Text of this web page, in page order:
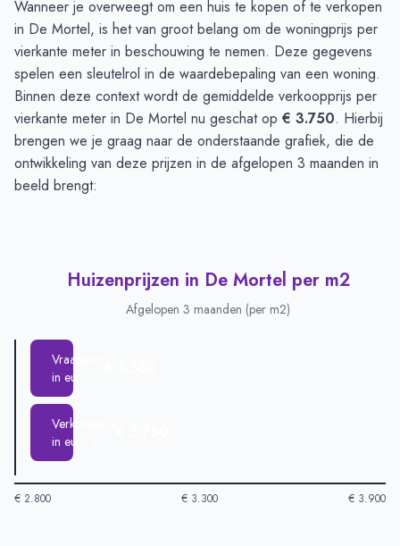
Huizenprijzen in De Mortel -Afgelopen 3 maanden
Type
Bedrag
Vraagprijs in euro's
€ 447.000
Verkoopprijs in euro's
€ 420.005
Wanneer je overweegt om een huis te kopen of te verkopen
in De Mortel, is het van groot belang om de woningprijs per
vierkante meter in beschouwing te nemen. Deze gegevens
spelen een sleutelrol in de waardebepaling van een woning.
Binnen deze context wordt de gemiddelde verkoopprijs per
vierkante meter in De Mortel nu geschat op € 3.750. Hierbij
brengen we je graag naar de onderstaande grafiek, die de
ontwikkeling van deze prijzen in de afgelopen 3 maanden in
beeld brengt:
Huizenprijzen in De Mortel per m2
Afgelopen 3 maanden (per m2)
Vraagprijs
in euro's
Verkoopprijs
in euro's
€ 2.800 € 3.300 € 3.900